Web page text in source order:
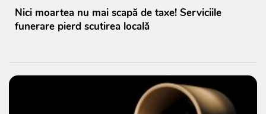
Nici moartea nu mai scapă de taxe! Serviciile
funerare pierd scutirea locală